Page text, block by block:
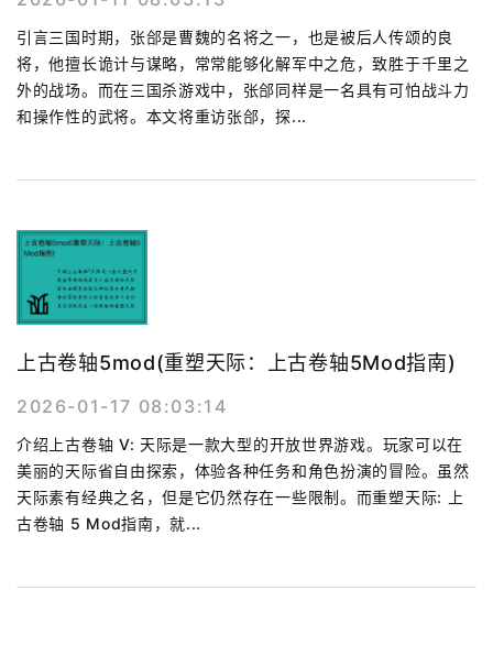
引言三国时期，张郃是曹魏的名将之一，也是被后人传颂的良
将，他擅长诡计与谋略，常常能够化解军中之危，致胜于千里之
外的战场。而在三国杀游戏中，张郃同样是一名具有可怕战斗力
和操作性的武将。本文将重访张郃，探...
上古卷轴5mod(重塑天际：上古卷轴5Mod指南)
2026-01-17 08:03:14
介绍上古卷轴 V: 天际是一款大型的开放世界游戏。玩家可以在
美丽的天际省自由探索，体验各种任务和角色扮演的冒险。虽然
天际素有经典之名，但是它仍然存在一些限制。而重塑天际: 上
古卷轴 5 Mod指南，就...